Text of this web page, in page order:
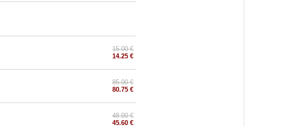
15.00 €
14.25 €
85.00 €
80.75 €
48.00 €
45.60 €